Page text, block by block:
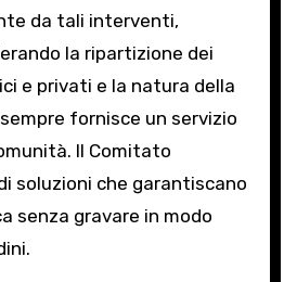
da tali interventi,
la ripartizione dei
e privati e la natura della
fornisce un servizio
Il Comitato
soluzioni che garantiscano
senza gravare in modo